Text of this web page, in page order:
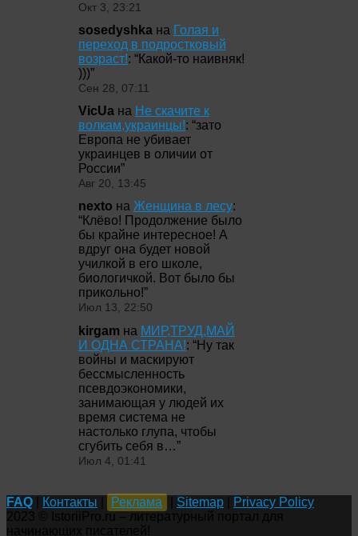
Окт 3, 23:21
sosedyshka на Голая и
переход в подростковый
возраст!: “Какой-то наивняк!
)))”
Сен 28, 07:11
VicUa на Не скачите к
волкам,украинцы!: “зато
Европа не убивает
украинцев в оличии от
России”
Авг 20, 13:45
nexto на Женщина в лесу:
“Клёво! Продолжение было
бы крайне интересное! А
вдруг она будет новой
училкой в его школе,
биологичкой. Вот было бы
прикольно!”
Июл 13, 22:50
kirgam на МИР,ТРУД,МАЙ
И ОДНА СТРАНА!: “Ну так
войны и маскируют
бессмысленность
псевдоэкономики,
занимающая у людей их
время система не
настолько глупа, чтобы
сгубить себя в…”
Июл 4, 01:41
FAQ Контакты Реклама Sitemap
Privacy Policy